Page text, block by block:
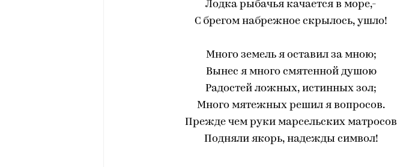
Лодка рыбачья качается в море,-
С брегом набрежное скрылось, ушло!
Много земель я оставил за мною;
Вынес я много смятенной душою
Радостей ложных, истинных зол;
Много мятежных решил я вопросов.
Прежде чем руки марсельских матросов
Подняли якорь, надежды символ!